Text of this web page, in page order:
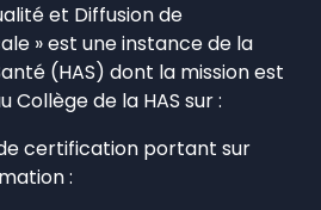
et Diffusion de
» est une instance de la
(HAS) dont la mission est
Collège de la HAS sur :
certification portant sur
: